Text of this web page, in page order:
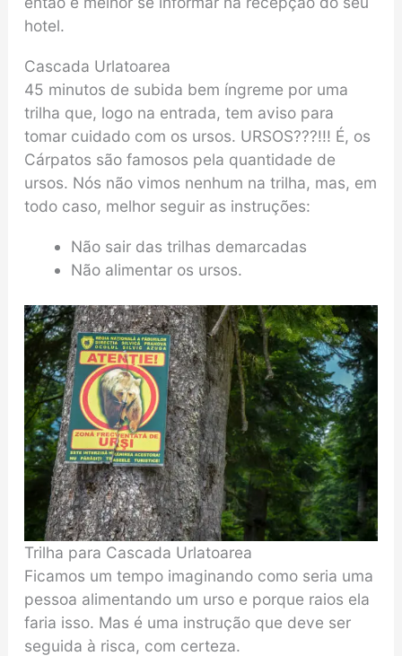
hotel.
Cascada Urlatoarea
45 minutos de subida bem íngreme por uma
trilha que, logo na entrada, tem aviso para
tomar cuidado com os ursos. URSOS???!!! É, os
Cárpatos são famosos pela quantidade de
ursos. Nós não vimos nenhum na trilha, mas, em
todo caso, melhor seguir as instruções:
Não sair das trilhas demarcadas
Não alimentar os ursos.
Trilha para Cascada Urlatoarea
Ficamos um tempo imaginando como seria uma
pessoa alimentando um urso e porque raios ela
faria isso. Mas é uma instrução que deve ser
seguida à risca, com certeza.